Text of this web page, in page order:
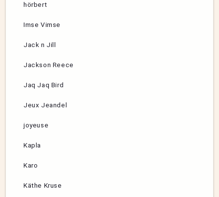
hörbert
Imse Vimse
Jack n Jill
Jackson Reece
Jaq Jaq Bird
Jeux Jeandel
joyeuse
Kapla
Karo
Käthe Kruse